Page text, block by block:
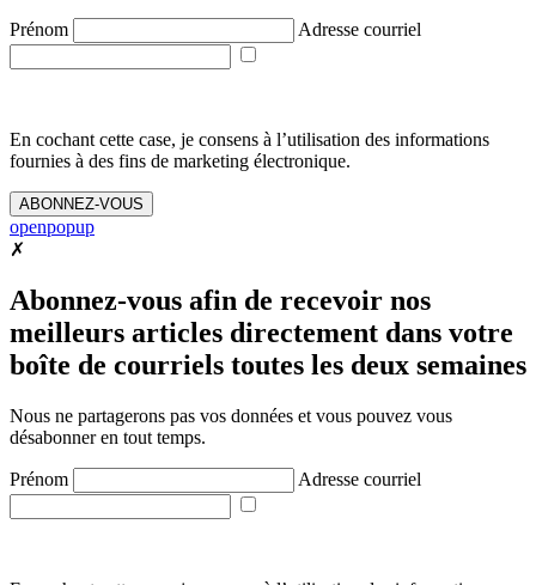
Prénom Adresse courriel
En cochant cette case, je consens à l’utilisation des informations
fournies à des fins de marketing électronique.
ABONNEZ-VOUS
openpopup
✗
Abonnez-vous afin de recevoir nos
meilleurs articles directement dans votre
boîte de courriels toutes les deux semaines
Nous ne partagerons pas vos données et vous pouvez vous
désabonner en tout temps.
Prénom Adresse courriel